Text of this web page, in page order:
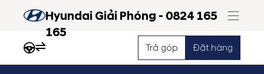
Hyundai Giải Phóng - 0824 165
165
Trả góp Đặt hàng